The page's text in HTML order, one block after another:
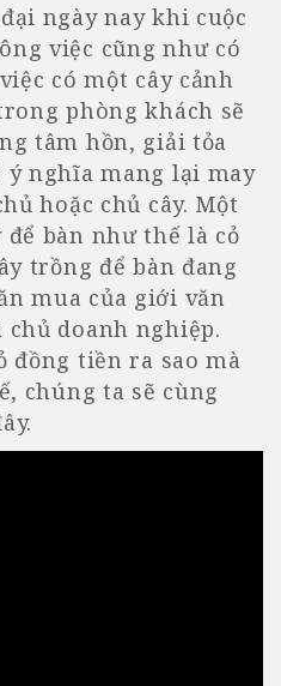
ngày nay khi cuộc
việc cũng như có
có một cây cảnh
phòng khách sẽ
tâm hồn, giải tỏa
ý nghĩa mang lại may
hoặc chủ cây. Một
bàn như thế là cỏ
trồng để bàn đang
mua của giới văn
doanh nghiệp.
đồng tiền ra sao mà
chúng ta sẽ cùng